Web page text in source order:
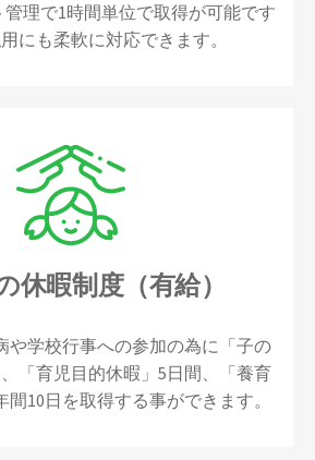
理で1時間単位で取得が可能です
にも柔軟に対応できます。
休暇制度（有給）
や学校行事への参加の為に「子の
「育児目的休暇」5日間、「養育
10日を取得する事ができます。